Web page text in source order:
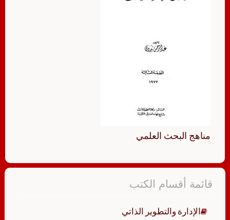
مناهج البحث العلمي
قائمة أقسام الكتب
الإدارة والتطوير الذاتي